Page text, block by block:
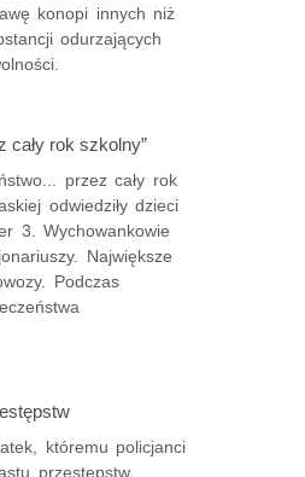
konopi innych niż
odurzających
cały rok szkolny”
przez cały rok
odwiedziły dzieci
3. Wychowankowie
Największe
Podczas
któremu policjanci
przestępstw.